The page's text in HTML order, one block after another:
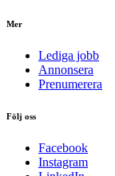
Mer
Lediga jobb
Annonsera
Prenumerera
Följ oss
Facebook
Instagram